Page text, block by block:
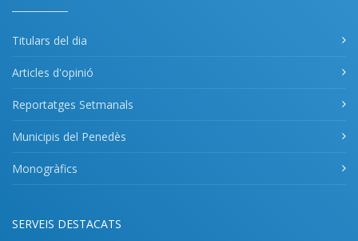
Titulars del dia
Articles d'opinió
Reportatges Setmanals
Municipis del Penedès
Monogràfics
SERVEIS DESTACATS